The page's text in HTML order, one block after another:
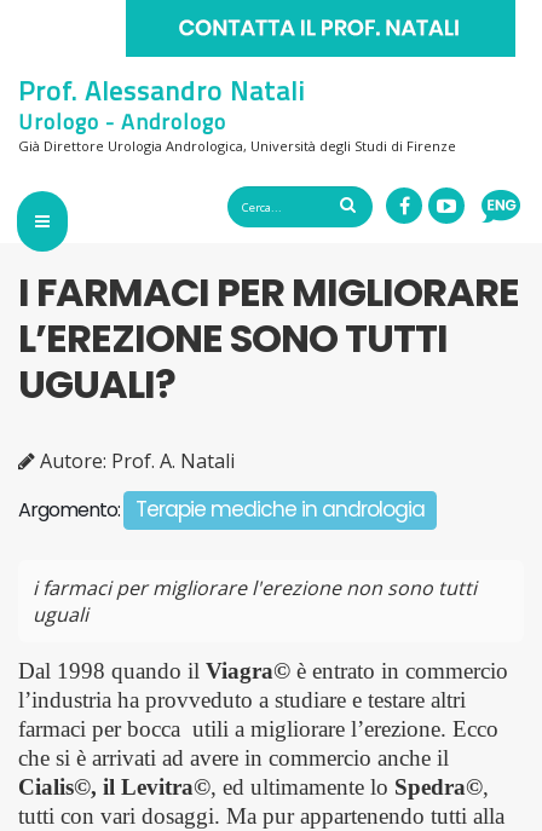
Prof. Alessandro Natali
Urologo - Andrologo
Già Direttore Urologia Andrologica, Università degli Studi di Firenze
I FARMACI PER MIGLIORARE
L’EREZIONE SONO TUTTI
UGUALI?
Autore: Prof. A. Natali
Argomento: Terapie mediche in andrologia
i farmaci per migliorare l'erezione non sono tutti
uguali
Dal 1998 quando il Viagra© è entrato in commercio
l’industria ha provveduto a studiare e testare altri
farmaci per bocca utili a migliorare l’erezione. Ecco
che si è arrivati ad avere in commercio anche il
Cialis©, il Levitra©, ed ultimamente lo Spedra©,
tutti con vari dosaggi. Ma pur appartenendo tutti alla